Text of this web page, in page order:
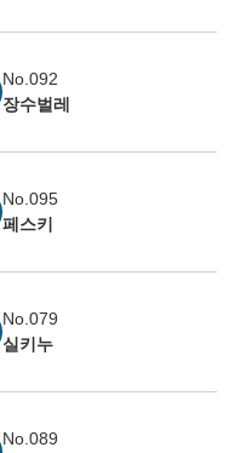
No.092
장수벌레
No.095
페스키
No.079
실키누
No.089